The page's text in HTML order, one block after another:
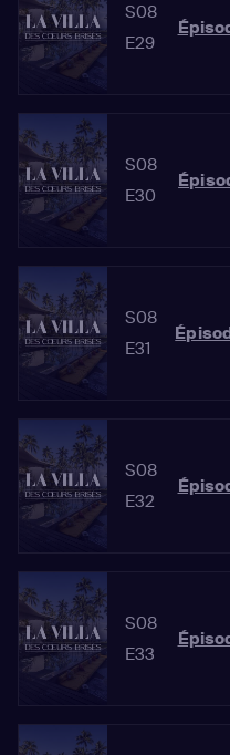
S08
E29
S08
E30
S08
E31
S08
E32
S08
E33